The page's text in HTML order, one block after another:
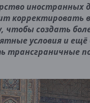
иностранных
корректировать
чтобы создать
условия и
трансграничные